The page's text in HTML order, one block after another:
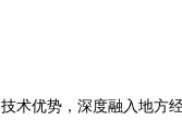
术优势，深度融入地方